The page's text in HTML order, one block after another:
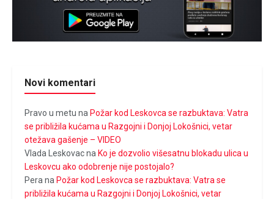
Novi komentari
Pravo u metu na Požar kod Leskovca se razbuktava: Vatra
se približila kućama u Razgojni i Donjoj Lokošnici, vetar
otežava gašenje – VIDEO
Vlada Leskovacna Ko je dozvolio višesatnu blokadu ulica u
Leskovcu ako odobrenje nije postojalo?
Pera na Požar kod Leskovca se razbuktava: Vatra se
približila kućama u Razgojni i Donjoj Lokošnici, vetar